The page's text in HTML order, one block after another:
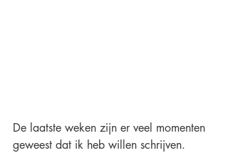
De laatste weken zijn er veel momenten
geweest dat ik heb willen schrijven.